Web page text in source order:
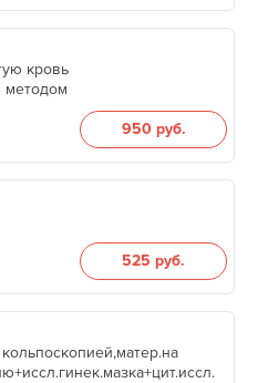
кровь
методом
950 руб.
525 руб.